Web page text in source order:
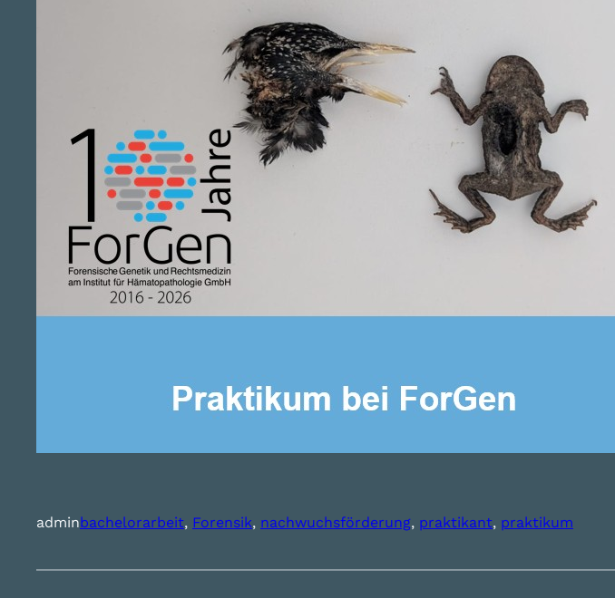
adminbachelorarbeit, Forensik, nachwuchsförderung, praktikant, praktikum